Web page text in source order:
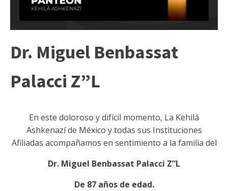
Dr. Miguel Benbassat
Palacci Z”L
En este doloroso y difícil momento, La Kehilá
Ashkenazí de México y todas sus Instituciones
Afiliadas acompañamos en sentimiento a la familia del
Dr. Miguel Benbassat Palacci Z”L
De 87 años de edad.